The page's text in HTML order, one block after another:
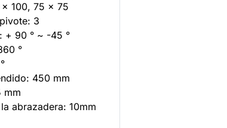
x 100, 75 x 75
3
+ 90 ° ~ -45 °
°
450 mm
mm
abrazadera: 10mm